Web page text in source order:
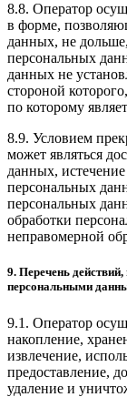
8.8. Оператор
в форме,
данных, не
персональных
данных не
стороной
по которому
8.9. Условием
может являться
данных, истечение
персональных
персональных
обработки
неправомерной
9. Перечень
персональными
9.1. Оператор
накопление,
извлечение,
предоставление,
удаление и